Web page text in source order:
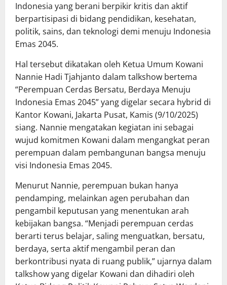
Indonesia yang berani berpikir kritis dan aktif
berpartisipasi di bidang pendidikan, kesehatan,
politik, sains, dan teknologi demi menuju Indonesia
Emas 2045.
Hal tersebut dikatakan oleh Ketua Umum Kowani
Nannie Hadi Tjahjanto dalam talkshow bertema
“Perempuan Cerdas Bersatu, Berdaya Menuju
Indonesia Emas 2045” yang digelar secara hybrid di
Kantor Kowani, Jakarta Pusat, Kamis (9/10/2025)
siang. Nannie mengatakan kegiatan ini sebagai
wujud komitmen Kowani dalam mengangkat peran
perempuan dalam pembangunan bangsa menuju
visi Indonesia Emas 2045.
Menurut Nannie, perempuan bukan hanya
pendamping, melainkan agen perubahan dan
pengambil keputusan yang menentukan arah
kebijakan bangsa. “Menjadi perempuan cerdas
berarti terus belajar, saling menguatkan, bersatu,
berdaya, serta aktif mengambil peran dan
berkontribusi nyata di ruang publik,” ujarnya dalam
talkshow yang digelar Kowani dan dihadiri oleh